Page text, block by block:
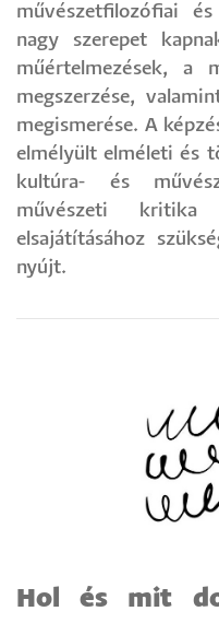
művészetfilozófiai
nagy szerepet
műértelmezések, a
megszerzése,
megismerése. A
elmélyült elméleti és
kultúra- és
művészeti kritika
elsajátításához
nyújt.
Hol és mit